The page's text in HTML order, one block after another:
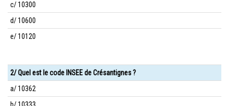
c/ 10300
d/ 10600
e/ 10120
2/ Quel est le code INSEE de Crésantignes ?
a/ 10362